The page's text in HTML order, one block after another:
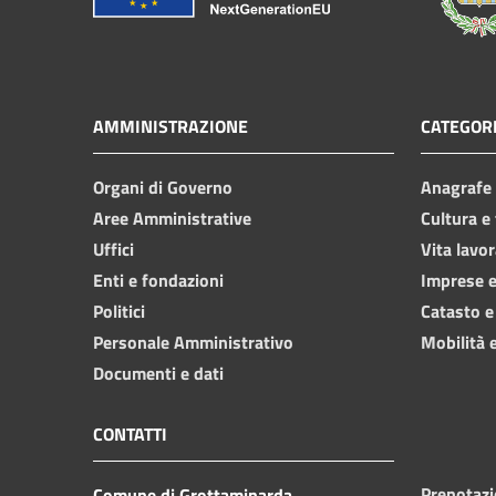
AMMINISTRAZIONE
Organi di Governo
Aree Amministrative
Uffici
Enti e fondazioni
Politici
Personale Amministrativo
Documenti e dati
Cultura
Vita
Imprese
Catasto
Mobilità
CONTATTI